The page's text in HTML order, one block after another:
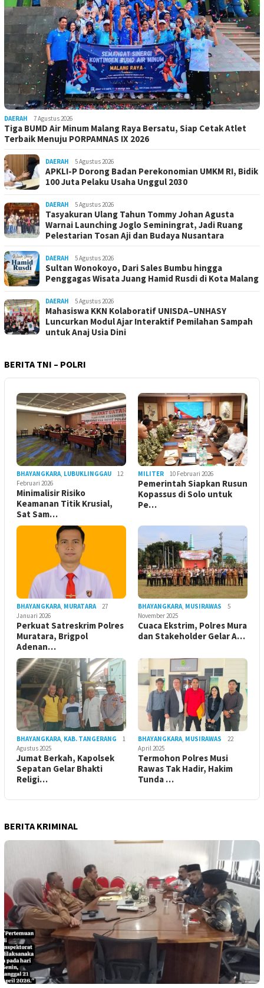
DAERAH 7 Agustus 2026
Tiga BUMD Air Minum Malang Raya Bersatu, Siap Cetak Atlet
Terbaik Menuju PORPAMNAS IX 2026
DAERAH 5 Agustus 2026
APKLI-P Dorong Badan Perekonomian UMKM RI, Bidik
100 Juta Pelaku Usaha Unggul 2030
DAERAH 5 Agustus 2026
Tasyakuran Ulang Tahun Tommy Johan Agusta
Warnai Launching Joglo Seminingrat, Jadi Ruang
Pelestarian Tosan Aji dan Budaya Nusantara
DAERAH 5 Agustus 2026
Sultan Wonokoyo, Dari Sales Bumbu hingga
Penggagas Wisata Juang Hamid Rusdi di Kota Malang
DAERAH 5 Agustus 2026
Mahasiswa KKN Kolaboratif UNISDA–UNHASY
Luncurkan Modul Ajar Interaktif Pemilahan Sampah
untuk Anaj Usia Dini
BERITA TNI – POLRI
BHAYANGKARA, LUBUKLINGGAU
12
Februari 2026
Minimalisir Risiko
Keamanan Titik Krusial,
Sat Sam…
MILITER 10 Februari 2026
Pemerintah Siapkan Rusun
Kopassus di Solo untuk
Pe…
BHAYANGKARA, MURATARA
27
Januari 2026
Perkuat Satreskrim Polres
Muratara, Brigpol
Adenan…
BHAYANGKARA, MUSIRAWAS
5
November 2025
Cuaca Ekstrim, Polres Mura
dan Stakeholder Gelar A…
BHAYANGKARA, KAB. TANGERANG
1
Agustus 2025
Jumat Berkah, Kapolsek
Sepatan Gelar Bhakti
Religi…
BHAYANGKARA, MUSIRAWAS
22
April 2025
Termohon Polres Musi
Rawas Tak Hadir, Hakim
Tunda …
BERITA KRIMINAL